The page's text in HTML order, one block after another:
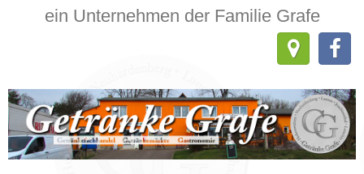
ein Unternehmen der Familie Grafe